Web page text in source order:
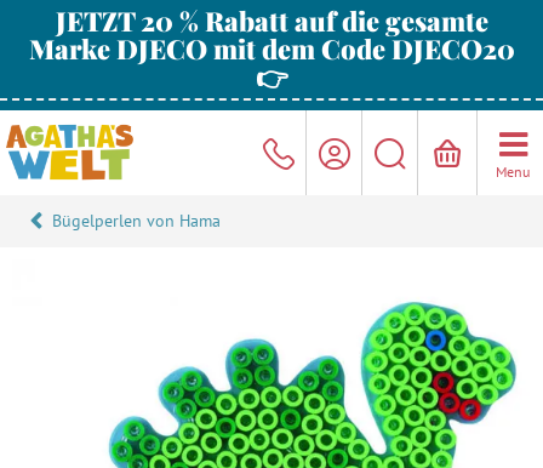
JETZT 20 % Rabatt auf die gesamte
Marke DJECO mit dem Code DJECO20
👉
Menu
Bügelperlen von Hama